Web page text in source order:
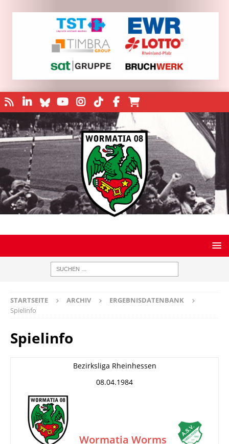
STARTSEITE ARCHIV
ERGEBNISDATENBANK
Spielinfo
Spielinfo
Bezirksliga Rheinhessen
08.04.1984
Wormatia Worms